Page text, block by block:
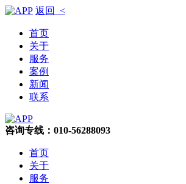
返回 <
首页
关于
服务
案例
新闻
联系
咨询专线：010-56288093
首页
关于
服务